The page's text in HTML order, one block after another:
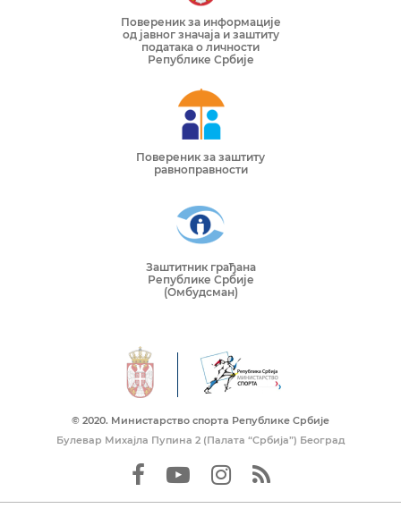
Повереник за информације
од јавног значаја и заштиту
података о личности
Републике Србије
Повереник за заштиту
равноправности
Заштитник грађана
Републике Србије
(Омбудсман)
© 2020. Mинистарство спорта Републике Србије
Булевар Михајла Пупина 2 (Палата “Србија”) Београд